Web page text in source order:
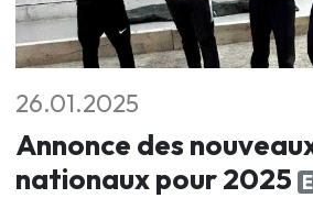
26.01.2025
Annonce des
nationaux pour 2025